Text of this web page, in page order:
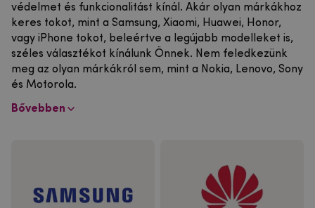
védelmet és funkcionalitást kínál. Akár olyan márkákhoz
keres tokot, mint a Samsung, Xiaomi, Huawei, Honor,
vagy iPhone tokot, beleértve a legújabb modelleket is,
széles választékot kínálunk Önnek. Nem feledkezünk
meg az olyan márkákról sem, mint a Nokia, Lenovo, Sony
és Motorola.
Bővebben